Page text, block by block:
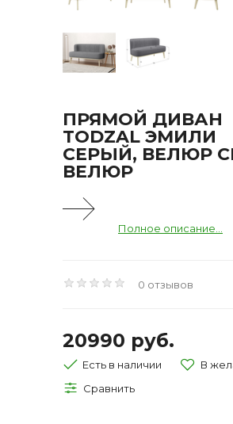
ПРЯМОЙ ДИВАН
TODZAL ЭМИЛИ
СЕРЫЙ, ВЕЛЮР
ВЕЛЮР
Полное описание...
0 отзывов
20990 руб.
Есть в наличии